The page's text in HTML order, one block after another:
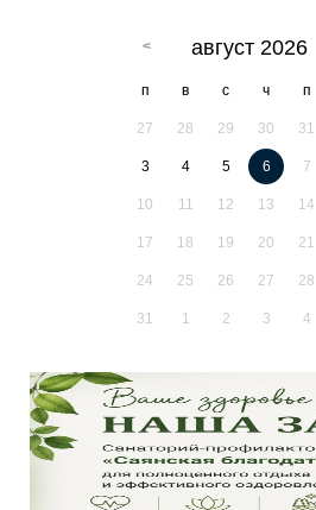
август 2026
п в с ч п
27 28 29 30 31
3 4 5 6 7
10 11 12 13 14
17 18 19 20 21
24 25 26 27 28
31 1 2 3 4